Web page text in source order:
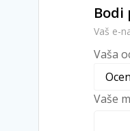
Bodi
Vaš e-
Vaša
Vaše